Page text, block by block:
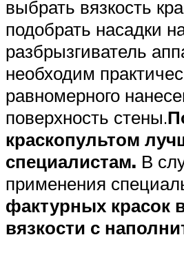
выбрать вязкость
подобрать насадки
разбрызгиватель
необходим
равномерного
поверхность стены.
краскопультом
специалистам. В
применения
фактурных красок
вязкости с